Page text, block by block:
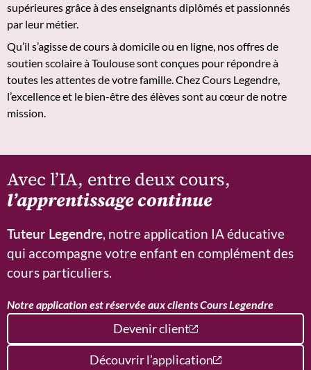
supérieures grâce à des enseignants diplômés et passionnés
par leur métier.
Qu’il s’agisse de cours à domicile ou en ligne, nos offres de
soutien scolaire à Toulouse sont conçues pour répondre à
toutes les attentes de votre famille. Chez Cours Legendre,
l’excellence et le bien-être des élèves sont au cœur de notre
mission.
Avec l’IA, entre deux cours,
l’apprentissage continue
Tuteur Legendre, notre application IA éducative
qui accompagne votre enfant en complément des
cours particuliers.
Notre application est réservée aux clients Cours Legendre
Devenir client
Découvrir l’application